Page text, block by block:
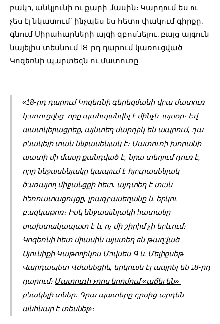
բակի, անկյունի ու քարի մասին։ Կարդում ես ու
չես էլ նկատում՝ ինչպես ես հետո փակում գիրքը,
գնում Սիրահարների այգի զբոսնելու, բայց այգուն
նայելիս տեսնում 18-րդ դարում կառուցված
Կոզեռնի պարտեզն ու մատուռը.
«18-րդ դարում Կոզեռնի գերեզմանի վրա մատուռ
կառուցվեց, որը պահպանվել է մինչև այսօր։ Եվ
պատկերացրեք, այնտեղ մարդիկ են ապրում, դա
բնակելի տան ննջասենյակ է։ Մատուռի խորանի
պատի մի մասը քանդված է, նրա տեղում դուռ է,
որը ննջասենյակը կապում է հյուրասենյակ
ծառայող միջանցքի հետ. այդտեղ է տան
հեռուստացույցը, լրագրասեղանը և երկու
բազկաթոռ։ Իսկ ննջասենյակի հատակը
տախտակապատ է և ոչ մի շիրիմ չի երևում։
Կոզեռնի հետ միասին այստեղ են թաղված
Սյունիքի Կաթողիկոս Մովսես Գ և Մելիքսեթ
Վարդապետ Վժանեցին, երկուսն էլ ապրել են 18-րդ
դարում։ Մատուռի չորս կողմում «աճել են»
բնակելի տներ։ Դրա պատերը դրսից արդեն
անհնար է տեսնել»։